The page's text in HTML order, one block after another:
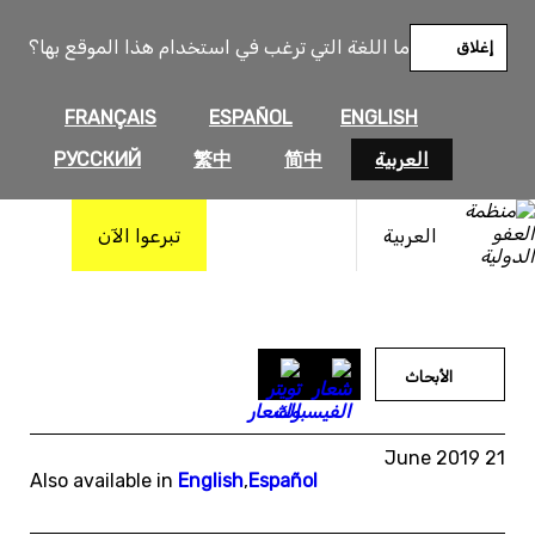
ما اللغة التي ترغب في استخدام هذا الموقع بها؟
ENGLISH
ESPAÑOL
FRANÇAIS
العربية
简中
繁中
РУССКИЙ
إغلاق
العربية تبرعوا الآن
المحتوى
الأبحاث
21 June 2019
Also available in English,Español